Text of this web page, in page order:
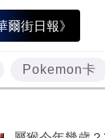
爾街日報》
Pokemon卡